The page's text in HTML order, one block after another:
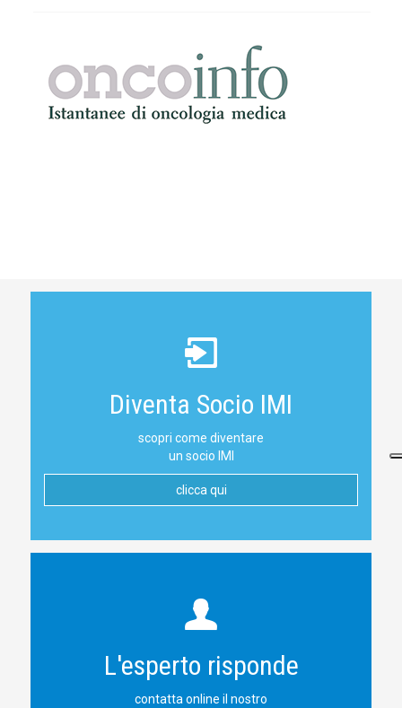
Diventa Socio IMI
scopri come diventare
un socio IMI
clicca qui
L'esperto risponde
contatta online il nostro